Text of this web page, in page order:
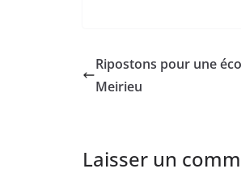
Ripostons pour une
Meirieu
Laisser un